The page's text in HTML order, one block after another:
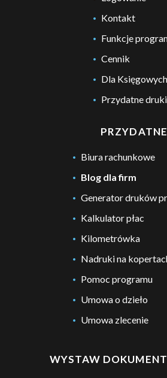
Kontakt
Funkcje
Cennik
Dla Księgowych
Przydatne druki
PRZYDATNE
Biura rachunkowe
Blog dla firm
Generator druków
Kalkulator płac
Kilometrówka
Nadruki na
Pomoc programu
Umowa o dzieło
Umowa zlecenie
WYSTAW